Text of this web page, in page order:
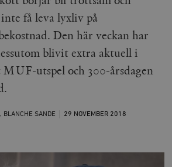
få leva lyxliv på
Den här veckan har
blivit extra aktuell i
MUF-utspel och 300-årsdagen
BLANCHE SANDE 29 NOVEMBER 2018